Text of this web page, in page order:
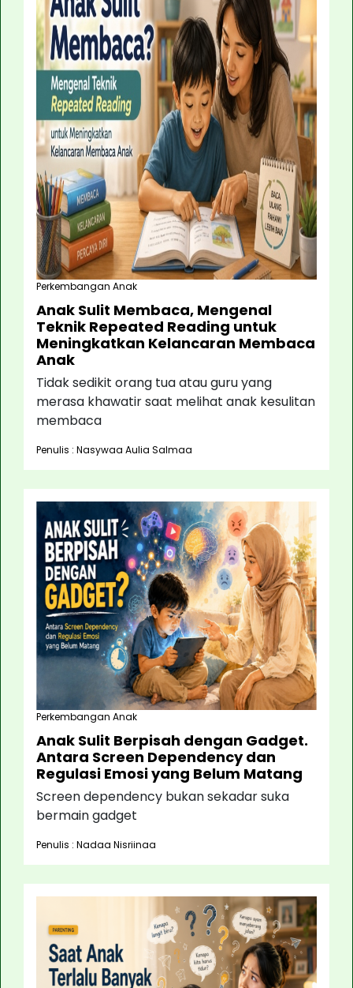
Perkembangan Anak
Anak Sulit Membaca, Mengenal
Teknik Repeated Reading untuk
Meningkatkan Kelancaran Membaca
Anak
Tidak sedikit orang tua atau guru yang
merasa khawatir saat melihat anak kesulitan
membaca
Penulis : Nasywaa Aulia Salmaa
Perkembangan Anak
Anak Sulit Berpisah dengan Gadget.
Antara Screen Dependency dan
Regulasi Emosi yang Belum Matang
Screen dependency bukan sekadar suka
bermain gadget
Penulis : Nadaa Nisriinaa